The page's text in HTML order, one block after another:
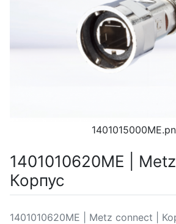
1401010620ME |
Корпус
1401010620ME | Metz connect |